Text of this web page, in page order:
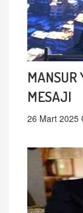
MANSUR
MESAJI
26 Mart 2025